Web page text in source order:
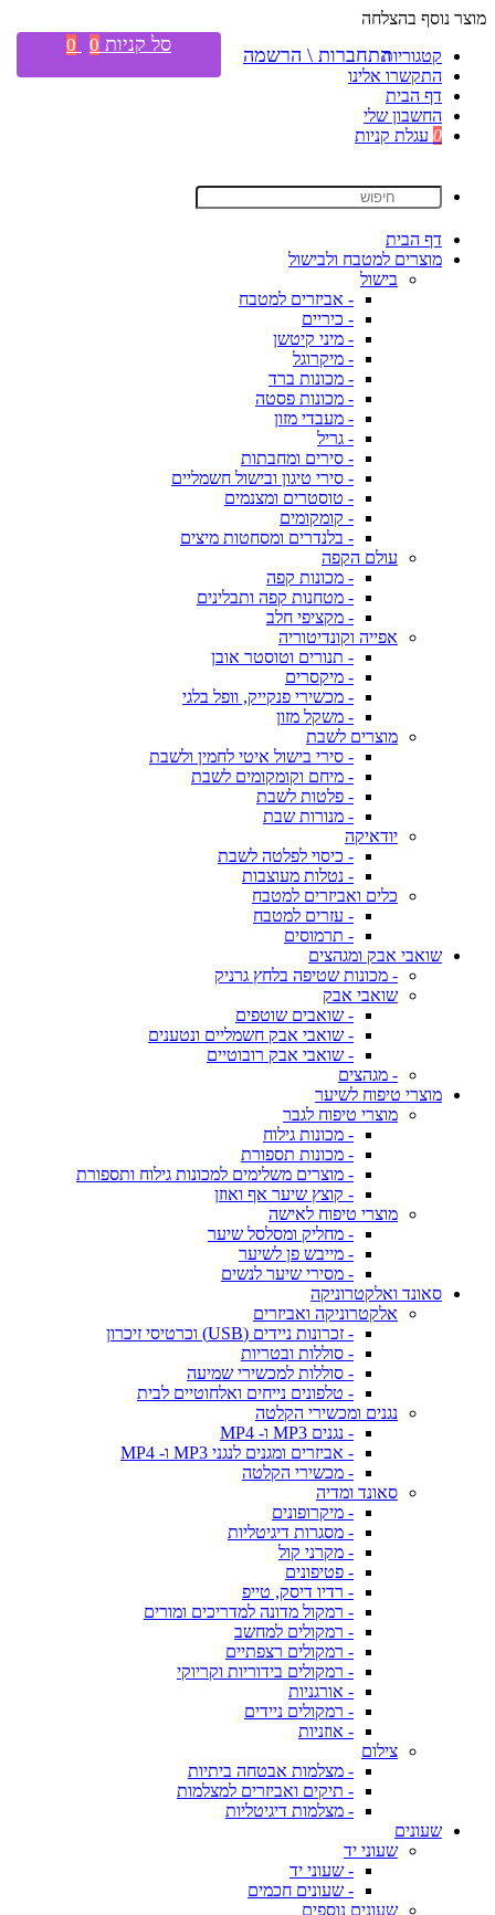
מוצר נוסף בהצלחה
קטגוריות
התקשרו אלינו
דף הבית
החשבון שלי
0 עגלת קניות
דף הבית
מוצרים למטבח ולבישול
בישול
- אביזרים למטבח
- כיריים
- מיני קיטשן
- מיקרוגל
- מכונות ברד
- מכונות פסטה
- מעבדי מזון
- גריל
- סירים ומחבתות
- סירי טיגון ובישול חשמליים
- טוסטרים ומצנמים
- קומקומים
- בלנדרים ומסחטות מיצים
עולם הקפה
- מכונות קפה
- מטחנות קפה ותבלינים
- מקציפי חלב
אפייה וקונדיטוריה
- תנורים וטוסטר אובן
- מיקסרים
- מכשירי פנקייק, וופל בלגי
- משקל מזון
מוצרים לשבת
- סירי בישול איטי לחמין ולשבת
- מיחם וקומקומים לשבת
- פלטות לשבת
- מנורות שבת
יודאיקה
- כיסוי לפלטה לשבת
- נטלות מעוצבות
כלים ואביזרים למטבח
- עזרים למטבח
- תרמוסים
שואבי אבק ומגהצים
- מכונות שטיפה בלחץ גרניק
שואבי אבק
- שואבים שוטפים
- שואבי אבק חשמליים ונטענים
- שואבי אבק רובוטיים
- מגהצים
מוצרי טיפוח לשיער
מוצרי טיפוח לגבר
- מכונות גילוח
- מכונות תספורת
- מוצרים משלימים למכונות גילוח ותספורת
- קוצץ שיער אף ואוזן
מוצרי טיפוח לאישה
- מחליק ומסלסל שיער
- מייבש פן לשיער
- מסירי שיער לנשים
סאונד ואלקטרוניקה
אלקטרוניקה ואביזרים
- זכרונות ניידים (USB) וכרטיסי זיכרון
- סוללות ובטריות
- סוללות למכשירי שמיעה
- טלפונים נייחים ואלחוטיים לבית
נגנים ומכשירי הקלטה
- נגנים MP3 ו- MP4
- אביזרים ומגנים לנגני MP3 ו- MP4
- מכשירי הקלטה
סאונד ומדיה
- מיקרופונים
- מסגרות דיגיטליות
- מקרני קול
- פטיפונים
- רדיו דיסק, טייפ
- רמקול מדונה למדריכים ומורים
- רמקולים למחשב
- רמקולים רצפתיים
- רמקולים בידוריות וקריוקי
- אורגניות
- רמקולים ניידים
- אוזניות
צילום
- מצלמות אבטחה ביתיות
- תיקים ואביזרים למצלמות
- מצלמות דיגיטליות
שעונים
שעוני יד
- שעוני יד
- שעונים חכמים
שעונים נוספים
התחברות \ הרשמה סל קניות 0
0